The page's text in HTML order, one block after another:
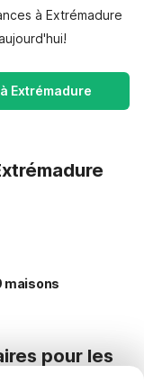
à Extrémadure
Extrémadure
maisons
pour les